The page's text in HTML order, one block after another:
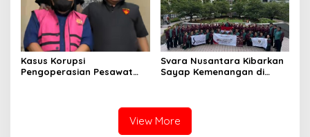
Kasus Korupsi
Pengoperasian Pesawat
Svara Nusantara Kibarkan
Sayap Kemenangan di
View More